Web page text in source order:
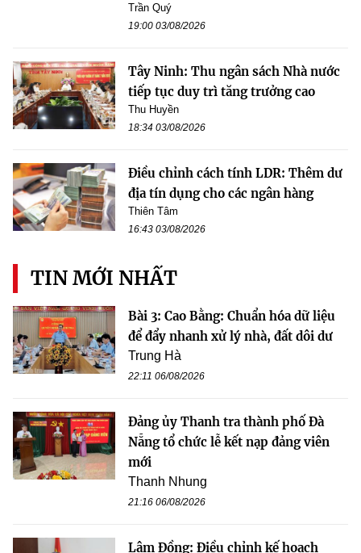
Trần Quý
19:00 03/08/2026
Tây Ninh: Thu ngân sách Nhà nước
tiếp tục duy trì tăng trưởng cao
Thu Huyền
18:34 03/08/2026
Điều chỉnh cách tính LDR: Thêm dư
địa tín dụng cho các ngân hàng
Thiên Tâm
16:43 03/08/2026
TIN MỚI NHẤT
Bài 3: Cao Bằng: Chuẩn hóa dữ liệu
để đẩy nhanh xử lý nhà, đất dôi dư
Trung Hà
22:11 06/08/2026
Đảng ủy Thanh tra thành phố Đà
Nẵng tổ chức lễ kết nạp đảng viên
mới
Thanh Nhung
21:16 06/08/2026
Lâm Đồng: Điều chỉnh kế hoạch